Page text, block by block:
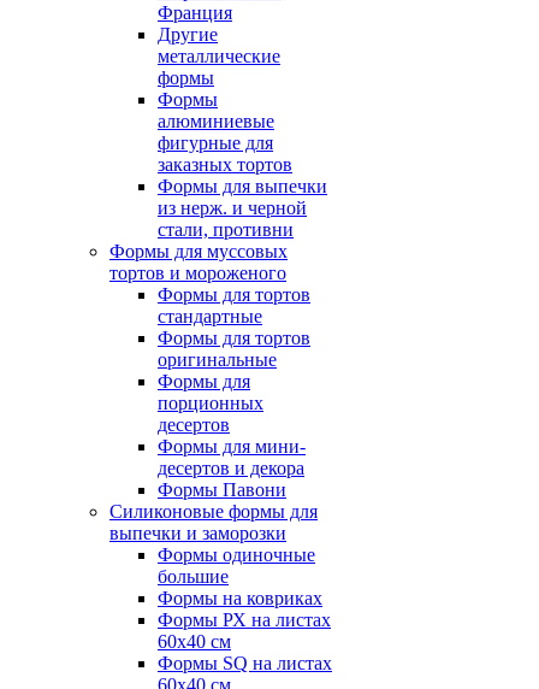
Франция
Другие
металлические
формы
Формы
алюминиевые
фигурные для
заказных тортов
Формы для выпечки
из нерж. и черной
стали, противни
Формы для муссовых
тортов и мороженого
Формы для тортов
стандартные
Формы для тортов
оригинальные
Формы для
порционных
десертов
Формы для мини-
десертов и декора
Формы Павони
Силиконовые формы для
выпечки и заморозки
Формы одиночные
большие
Формы на ковриках
Формы РХ на листах
60х40 см
Формы SQ на листах
60х40 см